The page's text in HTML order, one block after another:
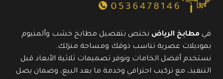
في مطابخ الرياض نختص بتفصيل مطابخ خشب وألمنيوم
بموديلات عصرية تناسب ذوقك ومساحة منزلك.
نستخدم أفضل الخامات ونوفر تصميمات ثلاثية الأبعاد قبل
التنفيذ، مع تركيب احترافي وخدمة ما بعد البيع، وضمان يصل